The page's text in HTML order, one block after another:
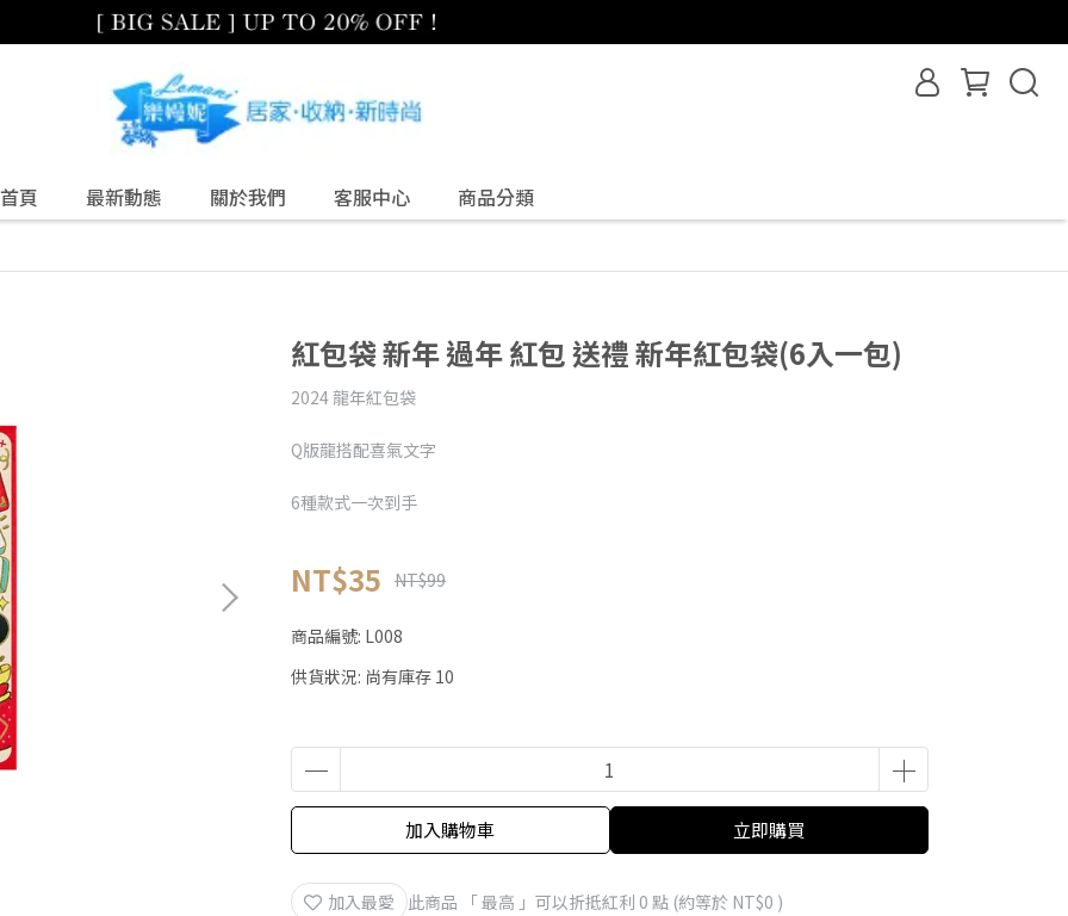
首頁 最新動態 關於我們 客服中心 商品分類
紅包袋 新年 過年 紅包 送禮 新年紅包袋(6入一包)
2024 龍年紅包袋
Q版龍搭配喜氣文字
6種款式一次到手
NT$35 NT$99
商品編號: L008
供貨狀況: 尚有庫存 10
加入購物車 立即購買
加入最愛 此商品 「 最高 」可以折抵紅利 0 點 (約等於 NT$0 )